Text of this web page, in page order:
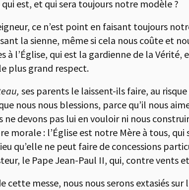
est, et qui sera toujours notre modèle ?
ce n’est point en faisant toujours
la sienne, même si cela nous coûte et
à l’Église, qui est la gardienne de la
plus grand respect.
ses parents le laissent-ils faire, au
nous nous blessions, parce qu’il nous
ne devons pas lui en vouloir ni nous
morale : l’Église est notre Mère à tous, qui
qu’elle ne peut faire de concessions
le Pape Jean-Paul II, qui, contre vents
cette messe, nous nous serons extasiés sur